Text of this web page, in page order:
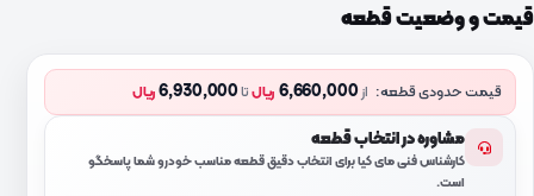
قیمت و وضعیت قطعه
قیمت حدودی قطعه: از6,660,000 ریالتا6,930,000 ریال
مشاوره در انتخاب قطعه
کارشناس فنی مای کیا برای انتخاب دقیق قطعه مناسب خودرو شما پاسخگو
است.